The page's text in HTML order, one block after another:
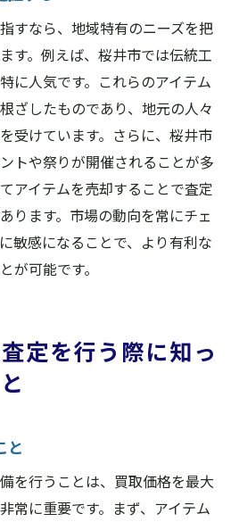
すなら、地域特有のニーズを把
す。例えば、桜井市では伝統工
に人気です。これらのアイテム
ざしたものであり、地元の人々
受けています。さらに、桜井市
トや祭りが開催されることが多
アイテムを売却することで査定
ります。市場の動向を常にチェ
敏感になることで、より有利な
が可能です。
定を行う際に知っ
と
を行うことは、買取価格を最大
常に重要です。まず、アイテム